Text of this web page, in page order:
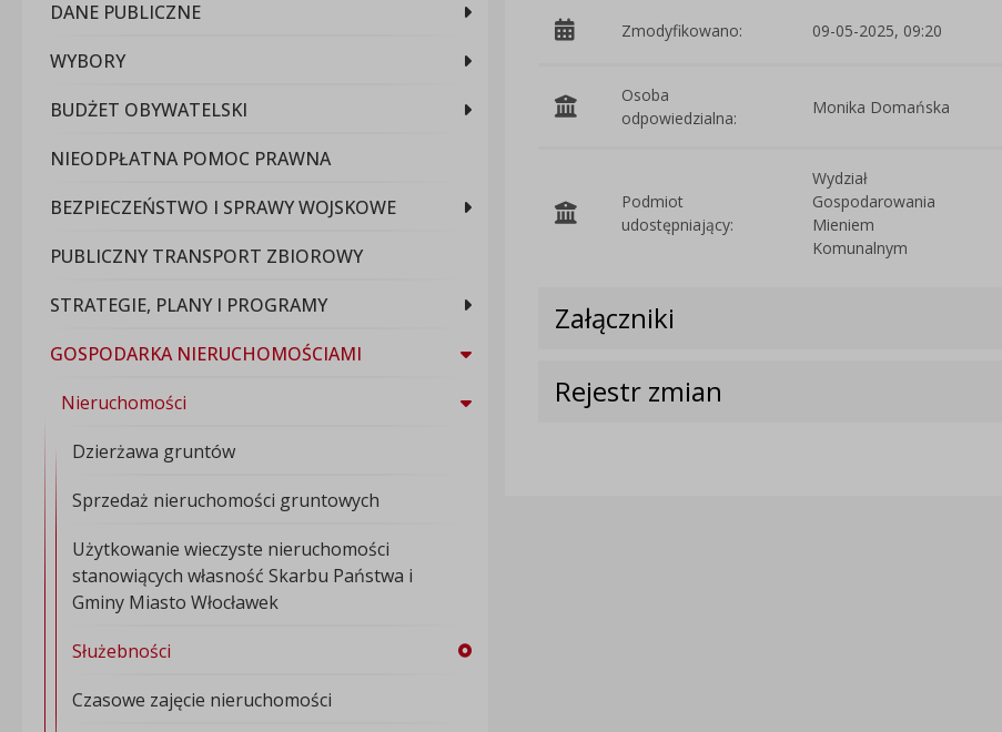
DANE PUBLICZNE
WYBORY
BUDŻET OBYWATELSKI
NIEODPŁATNA POMOC PRAWNA
BEZPIECZEŃSTWO I SPRAWY WOJSKOWE
PUBLICZNY TRANSPORT ZBIOROWY
STRATEGIE, PLANY I PROGRAMY
GOSPODARKA NIERUCHOMOŚCIAMI
Nieruchomości
Dzierżawa gruntów
Sprzedaż nieruchomości gruntowych
Użytkowanie wieczyste nieruchomości
stanowiących własność Skarbu Państwa i
Gminy Miasto Włocławek
Służebności
Czasowe zajęcie nieruchomości
Zmodyfikowano: 09-05-2025, 09:20
Osoba
odpowiedzialna:
Monika Domańska
Podmiot
udostępniający:
Wydział
Gospodarowania
Mieniem
Komunalnym
Załączniki
Rejestr zmian